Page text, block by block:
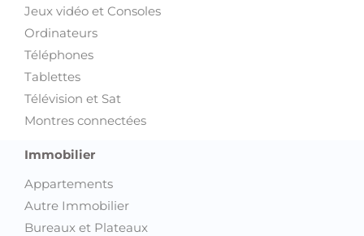
Jeux vidéo et Consoles
Ordinateurs
Téléphones
Tablettes
Télévision et Sat
Montres connectées
Immobilier
Appartements
Autre Immobilier
Bureaux et Plateaux